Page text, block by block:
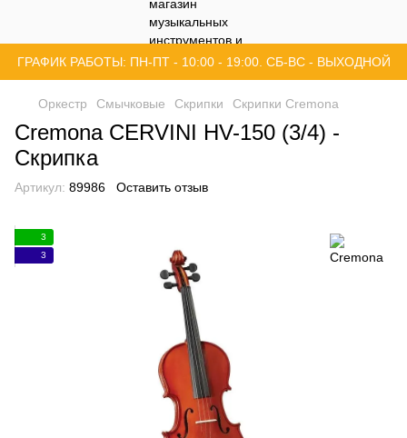
ГРАФИК РАБОТЫ: ПН-ПТ - 10:00 - 19:00. СБ-ВС - ВЫХОДНОЙ
Оркестр Смычковые Скрипки Скрипки Cremona
Cremona CERVINI HV-150 (3/4) -
Скрипка
Артикул: 89986 Оставить отзыв
3
3